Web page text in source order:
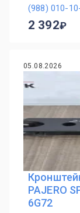
(988) 010-
2 392
05.08.2026
PAJERO
6G72